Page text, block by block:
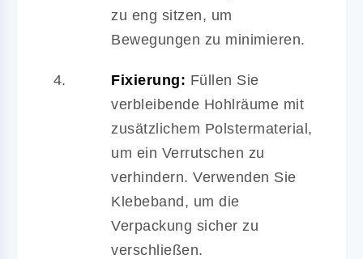
zu eng sitzen, um
Bewegungen zu minimieren.
Fixierung: Füllen Sie
verbleibende Hohlräume mit
zusätzlichem Polstermaterial,
um ein Verrutschen zu
verhindern. Verwenden Sie
Klebeband, um die
Verpackung sicher zu
verschließen.